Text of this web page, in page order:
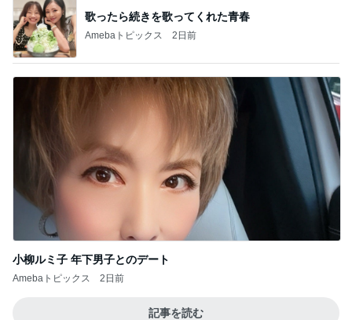
歌ったら続きを歌ってくれた青春
Amebaトピックス 2日前
小柳ルミ子 年下男子とのデート
Amebaトピックス 2日前
記事を読む